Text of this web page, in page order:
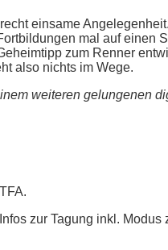
einsame
mal auf einen
zum Renner
also nichts im Wege.
weiteren gelungenen
zur Tagung inkl.